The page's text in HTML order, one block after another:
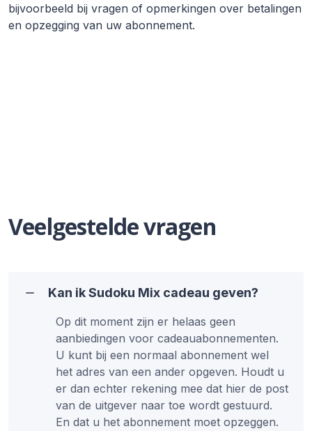
bijvoorbeeld bij vragen of opmerkingen over betalingen
en opzegging van uw abonnement.
Veelgestelde vragen
Kan ik Sudoku Mix cadeau geven?
Op dit moment zijn er helaas geen
aanbiedingen voor cadeauabonnementen.
U kunt bij een normaal abonnement wel
het adres van een ander opgeven. Houdt u
er dan echter rekening mee dat hier de post
van de uitgever naar toe wordt gestuurd.
En dat u het abonnement moet opzeggen.